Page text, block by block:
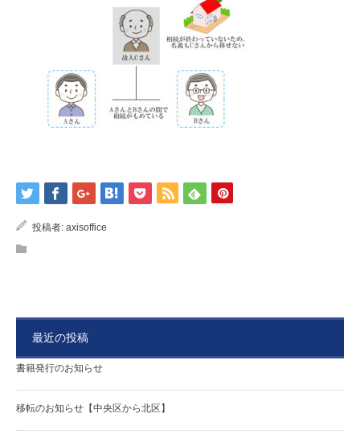
投稿者: axisoffice
最近の投稿
書籍発行のお知らせ
移転のお知らせ【中央区から北区】
親なきあと問題相談室ファミリア